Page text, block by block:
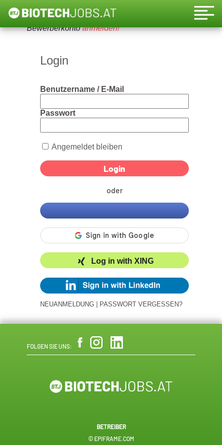
Um diese Funktion nutzen zu können, bitte ein
Bewerberkontoanmelden!
Login
Benutzername / E-Mail
Passwort
Angemeldet bleiben
oder
Log in with XING
NEUANMELDUNG PASSWORT VERGESSEN?
FOLGEN SIE UNS:
BETREIBER
© EPIFRAME.COM